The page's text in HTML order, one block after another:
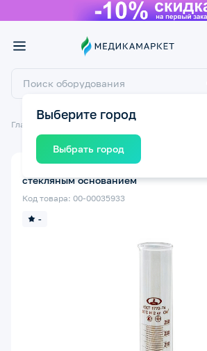
Выберите город
Выбрать город
Главная Товары для медицинских учреждений
-
Код товара: 00-00035933
стекляным основанием